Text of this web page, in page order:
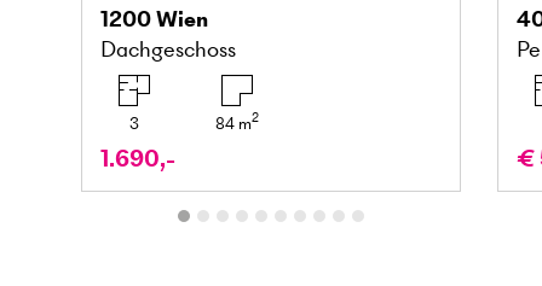
1200Wien
Dachgeschoss
3 84m2
1.690,- €